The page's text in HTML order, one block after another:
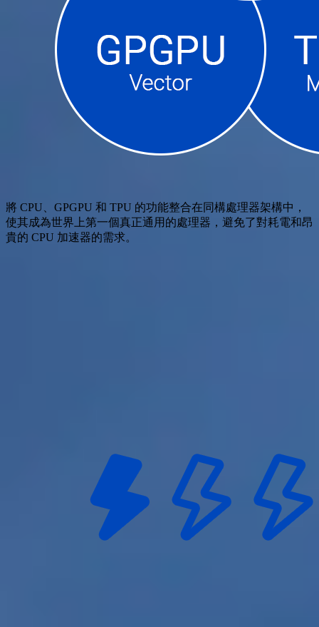
將 CPU、GPGPU 和 TPU 的功能整合在同構處理器架構中，
使其成為世界上第一個真正通用的處理器，避免了對耗電和昂
貴的 CPU 加速器的需求。